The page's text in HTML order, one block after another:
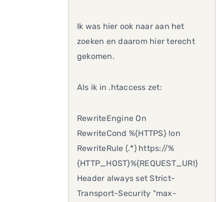
Ik was hier ook naar aan het
zoeken en daarom hier terecht
gekomen.
Als ik in .htaccess zet:
RewriteEngine On
RewriteCond %{HTTPS} !on
RewriteRule (.*) https://%
{HTTP_HOST}%{REQUEST_URI}
Header always set Strict-
Transport-Security "max-